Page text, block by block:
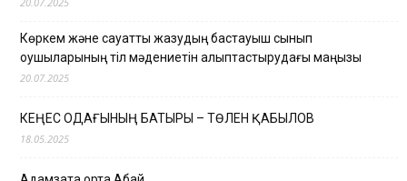
Көркем және сауатты жазудың бастауыш сынып
оқушыларының тіл мәдениетін қалыптастырудағы маңызы
20.07.2025
КЕҢЕС ОДАҒЫНЫҢ БАТЫРЫ – ТӨЛЕН ҚАБЫЛОВ
18.05.2025